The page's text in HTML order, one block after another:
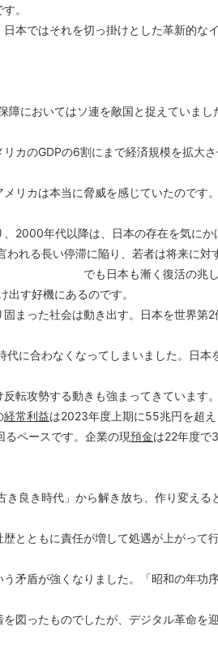
。
本ではそれを切っ掛けとした革新的な
障においてはソ連を敵国と捉えていまし
カのGDPの6割にまで経済規模を拡大
リカは本当に脅威を感じていたのです
2000年代以降は、日本の存在を気にか
われる長い停滞に陥り、若者は将来に対
本も漸く復活の兆しが見え
す好機にあるのです。
まった社会は動き出す。日本を世界第
代に合わなくなってしまいました。日本
反転攻勢する動きも強まってきていま
経常利益は2023年度上期に55兆円を超
ペースです。企業の現預金は22年度で
き良き時代」から解き放ち、作り変える
とともに責任が増して処遇が上がって
矛盾が強くなりました。「昭和の年功
図ったものでしたが、デジタル革命を